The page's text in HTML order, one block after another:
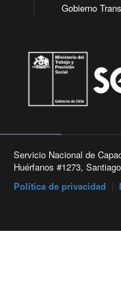
Gobierno
Servicio Nacional de
Huérfanos #1273,
Política de privacidad